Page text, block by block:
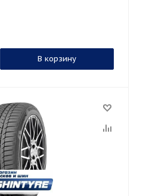
В корзину